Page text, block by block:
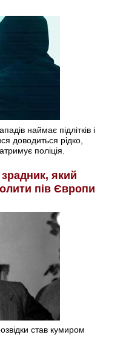
наймає підлітків і
доводиться рідко,
поліція.
який
пів Європи
став кумиром